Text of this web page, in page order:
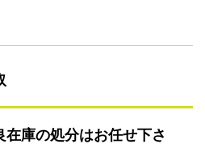
在庫の処分はお任せ下さ